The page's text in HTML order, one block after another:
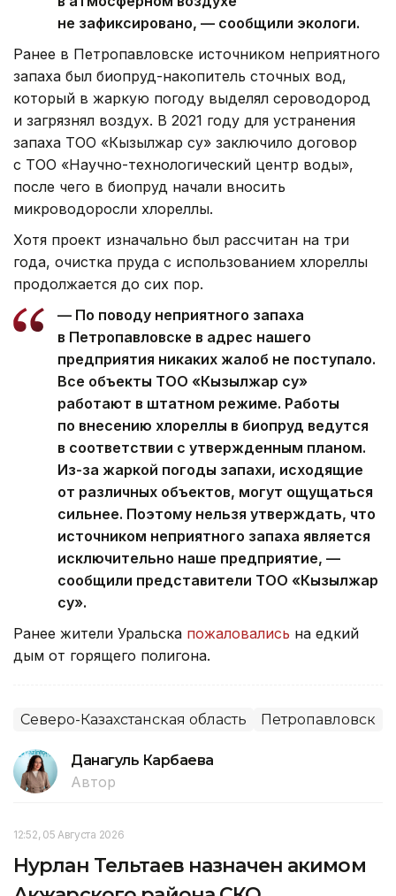
не зафиксировано, — сообщили экологи.
Ранее в Петропавловске источником неприятного
запаха был биопруд-накопитель сточных вод,
который в жаркую погоду выделял сероводород
и загрязнял воздух. В 2021 году для устранения
запаха ТОО «Кызылжар су» заключило договор
с ТОО «Научно-технологический центр воды»,
после чего в биопруд начали вносить
микроводоросли хлореллы.
Хотя проект изначально был рассчитан на три
года, очистка пруда с использованием хлореллы
продолжается до сих пор.
— По поводу неприятного запаха
в Петропавловске в адрес нашего
предприятия никаких жалоб не поступало.
Все объекты ТОО «Кызылжар су»
работают в штатном режиме. Работы
по внесению хлореллы в биопруд ведутся
в соответствии с утвержденным планом.
Из-за жаркой погоды запахи, исходящие
от различных объектов, могут ощущаться
сильнее. Поэтому нельзя утверждать, что
источником неприятного запаха является
исключительно наше предприятие, —
сообщили представители ТОО «Кызылжар
су».
Ранее жители Уральска пожаловались на едкий
дым от горящего полигона.
Северо-Казахстанская область Петропавловск
Данагуль Карбаева
Автор
12:52, 05 Августа 2026
Нурлан Тельтаев назначен акимом